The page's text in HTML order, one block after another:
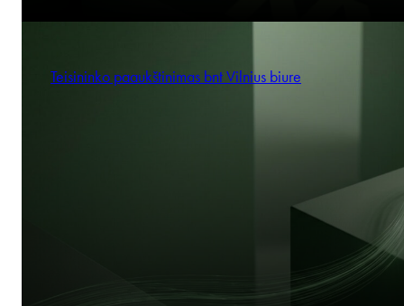
Teisininko paaukštinimas bnt Vilnius biure